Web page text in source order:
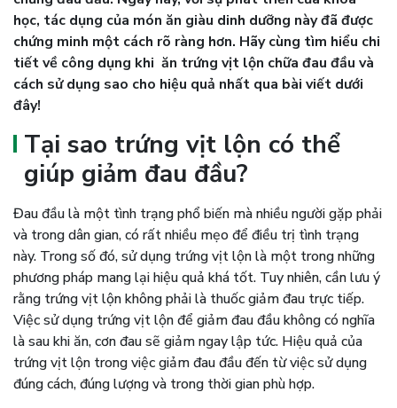
học, tác dụng của món ăn giàu dinh dưỡng này đã được
chứng minh một cách rõ ràng hơn. Hãy cùng tìm hiểu chi
tiết về công dụng khi ăn trứng vịt lộn chữa đau đầu và
cách sử dụng sao cho hiệu quả nhất qua bài viết dưới
đây!
Tại sao trứng vịt lộn có thể
giúp giảm đau đầu?
Đau đầu là một tình trạng phổ biến mà nhiều người gặp phải
và trong dân gian, có rất nhiều mẹo để điều trị tình trạng
này. Trong số đó, sử dụng trứng vịt lộn là một trong những
phương pháp mang lại hiệu quả khá tốt. Tuy nhiên, cần lưu ý
rằng trứng vịt lộn không phải là thuốc giảm đau trực tiếp.
Việc sử dụng trứng vịt lộn để giảm đau đầu không có nghĩa
là sau khi ăn, cơn đau sẽ giảm ngay lập tức. Hiệu quả của
trứng vịt lộn trong việc giảm đau đầu đến từ việc sử dụng
đúng cách, đúng lượng và trong thời gian phù hợp.